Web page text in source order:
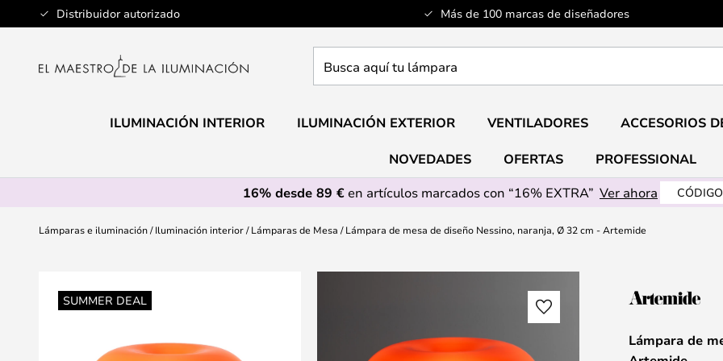
Distribuidor autorizado Más de 100 marcas de diseñadores
Ir
al
aquí
lámpara
ILUMINACIÓN INTERIOR ILUMINACIÓN EXTERIOR VENTILADORES ACCESORIOS
NOVEDADES OFERTAS
PROFESSIONAL
16% desde 89 €en artículos marcados con “16% EXTRA” Ver ahora
Lámparas e iluminación Iluminación interior Lámparas de Mesa Lámpara de mesa de diseño Nessino, naranja, Ø 32 cm - Artemide
SUMMER DEAL
Lámpara de